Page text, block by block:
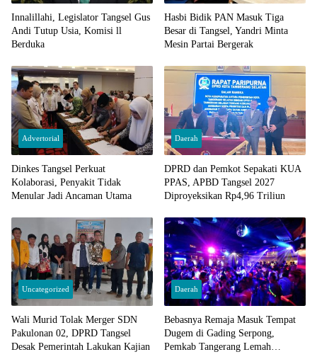
Innalillahi, Legislator Tangsel Gus
Andi Tutup Usia, Komisi ll
Berduka
Hasbi Bidik PAN Masuk Tiga
Besar di Tangsel, Yandri Minta
Mesin Partai Bergerak
Advertorial
Dinkes Tangsel Perkuat
Kolaborasi, Penyakit Tidak
Menular Jadi Ancaman Utama
Daerah
DPRD dan Pemkot Sepakati KUA
PPAS, APBD Tangsel 2027
Diproyeksikan Rp4,96 Triliun
Uncategorized
Wali Murid Tolak Merger SDN
Pakulonan 02, DPRD Tangsel
Desak Pemerintah Lakukan Kajian
Daerah
Bebasnya Remaja Masuk Tempat
Dugem di Gading Serpong,
Pemkab Tangerang Lemah